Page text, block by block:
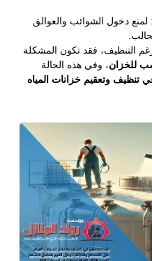
: لمنع دخول الشوائب والعوالق
التنظيف، فقد تكون المشكلة
للخزان، وفي هذه الحالة
وتعقيم خزانات المياه